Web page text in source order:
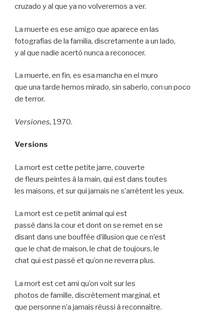
cruzado y al que ya no volveremos a ver.
La muerte es ese amigo que aparece en las
fotografías de la familia, discretamente a un lado,
y al que nadie acertó nunca a reconocer.
La muerte, en fin, es esa mancha en el muro
que una tarde hemos mirado, sin saberlo, con un poco
de terror.
Versiones, 1970.
Versions
La mort est cette petite jarre, couverte
de fleurs peintes à la main, qui est dans toutes
les maisons, et sur qui jamais ne s’arrêtent les yeux.
La mort est ce petit animal qui est
passé dans la cour et dont on se remet en se
disant dans une bouffée d’illusion que ce n’est
que le chat de maison, le chat de toujours, le
chat qui est passé et qu’on ne reverra plus.
La mort est cet ami qu’on voit sur les
photos de famille, discrètement marginal, et
que personne n’a jamais réussi à reconnaître.